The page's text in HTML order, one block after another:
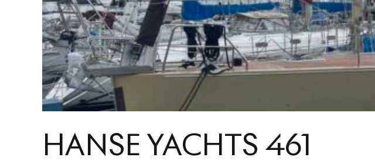
HANSE YACHTS 461